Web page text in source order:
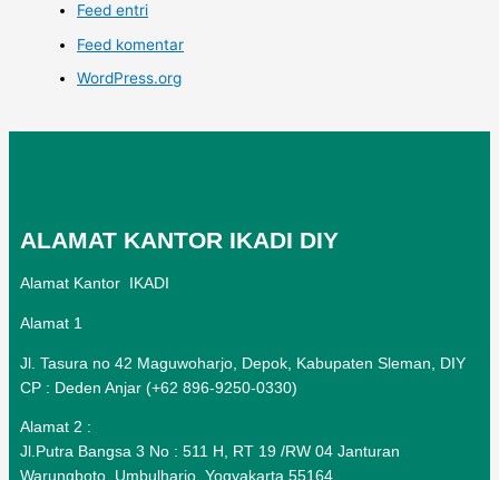
Feed entri
Feed komentar
WordPress.org
ALAMAT KANTOR IKADI DIY
Alamat Kantor IKADI
Alamat 1
Jl. Tasura no 42 Maguwoharjo, Depok, Kabupaten Sleman, DIY
CP : Deden Anjar (+62 896-9250-0330)
Alamat 2 :
Jl.Putra Bangsa 3 No : 511 H, RT 19 /RW 04 Janturan
Warungboto, Umbulharjo, Yogyakarta 55164.